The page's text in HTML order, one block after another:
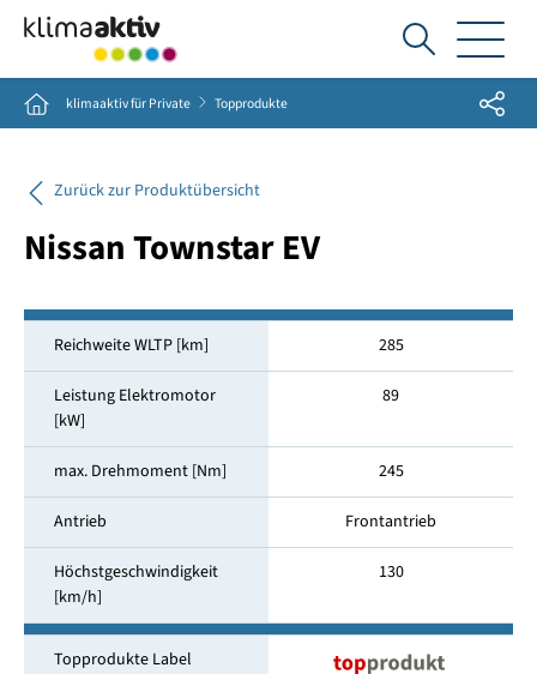
Ich
suche...
Home klimaaktiv für Private Topprodukte Share
Zurück zur Produktübersicht
Nissan Townstar EV
Reichweite WLTP [km] 285
Leistung Elektromotor
[kW]
89
max. Drehmoment [Nm] 245
Antrieb Frontantrieb
Höchstgeschwindigkeit
[km/h]
130
Topprodukte Label